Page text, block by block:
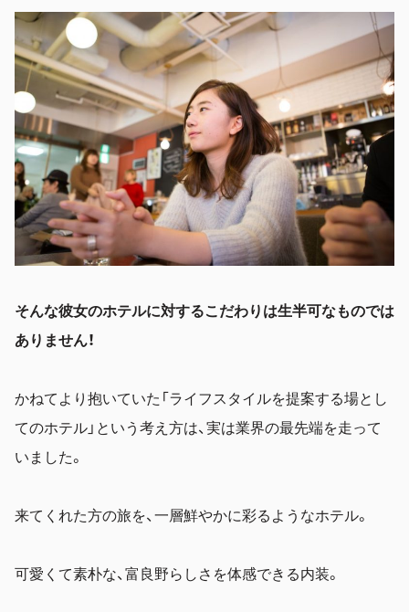
そんな彼女のホテルに対するこだわりは生半可なものでは
ありません！
かねてより抱いていた「ライフスタイルを提案する場とし
てのホテル」という考え方は、実は業界の最先端を走って
いました。
来てくれた方の旅を、一層鮮やかに彩るようなホテル。
可愛くて素朴な、富良野らしさを体感できる内装。